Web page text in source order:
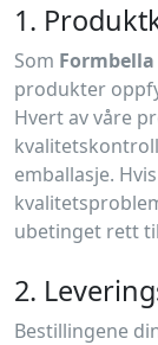
1.
Som Formbella
produkter
Hvert av våre
emballasje.
ubetinget rett
2.
Bestillingene